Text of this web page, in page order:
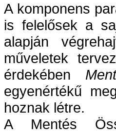
A komponens
is felelősek a
alapján
műveletek
érdekében
egyenértékű
hoznak létre.
A Mentés